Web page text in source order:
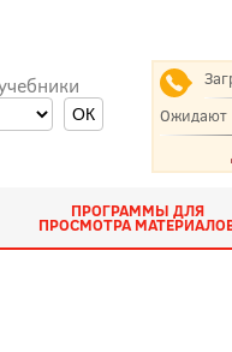
Ожидают
ПРОГРАММЫ ДЛЯ
ПРОСМОТРА